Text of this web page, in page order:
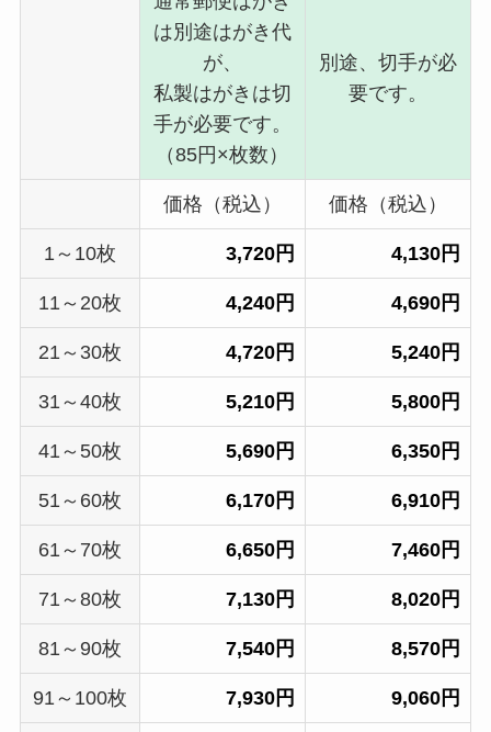
は別途はがき代
が、
私製はがきは切
手が必要です。
（85円×枚数）
別途、切手が必
要です。
価格（税込） 価格（税込）
1～10枚 3,720円 4,130円
11～20枚 4,240円 4,690円
21～30枚 4,720円 5,240円
31～40枚 5,210円 5,800円
41～50枚 5,690円 6,350円
51～60枚 6,170円 6,910円
61～70枚 6,650円 7,460円
71～80枚 7,130円 8,020円
81～90枚 7,540円 8,570円
91～100枚 7,930円 9,060円